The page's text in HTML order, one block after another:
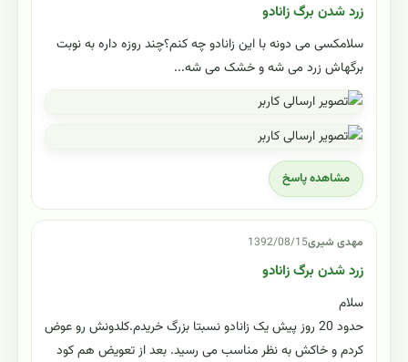
زرد شدن برگ زانادو
سلامکسی می دونه با این زانادو چه کنم؟چند روزه داره به نوبت
برگهاش زرد می شه و خشک می شه...
مشاهده پاسخ
مهدی شیری1392/08/15
زرد شدن برگ زانادو
سلام
حدود 20 روز پیش یک زانادو نسبتا بزرگ خریدم.کلدونش رو عوض
کردم و خاکش به نظر مناسب می رسید. بعد از تعویض هم کود